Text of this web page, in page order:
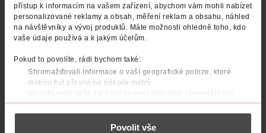
přístup k informacím na vašem zařízení, abychom vám mohli nabízet
personalizované reklamy a obsah, měření reklam a obsahu, náhled
na návštěvníky a vývoj produktů. Máte možnosti ohledně toho, kdo
vaše údaje používá a k jakým účelům.
Pokud to povolíte, rádi bychom také:
Shromažďovali informace o vaší geografické poloze, které
mohou být přesné na několik metrů
Identifikovali vaše zařízení pomocí aktivního skenování pro
konkrétní charakteristiky (otisk prstu)
Zjistěte více o tom, jak zpracováváme vaše osobní údaje, a nastavte
části s podrobnostmi . Svůj souhlas můžete kdykoliv
Povolit vše
Me 03 Vanilla
NYX Professional Makeup 1 ks
349 Kč
DO KOŠÍKU
Obj. č.: 1098679
Me 04 Beige
NYX Professional Makeup 1 ks